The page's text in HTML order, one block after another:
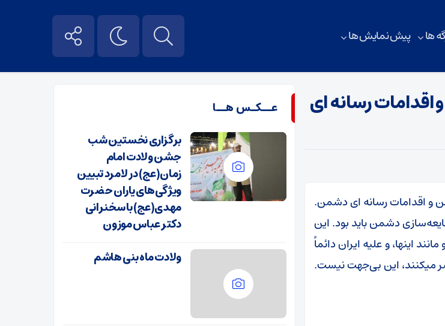
ها پیش نمایش ها
رسانه ای
و اقدامات رسانه ای دشمن.
دشمن باید بود. این
اینها، و علیه ایران دائماً
میکنند، این بی‌جهت نیست.
عــکـس هــا
برگزاری نخستین شب
جشن ولادت امام
زمان(عج) در لامرد تبیین
ویژگی‌های یاران حضرت
مهدی(عج) با سخنرانی
دکتر عباس موزون
ولادت ماه بنی هاشم